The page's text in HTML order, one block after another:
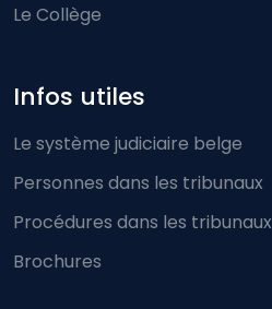
Le Collège
Infos utiles
Le système judiciaire belge
Personnes dans les tribunaux
Procédures dans les tribunaux
Brochures